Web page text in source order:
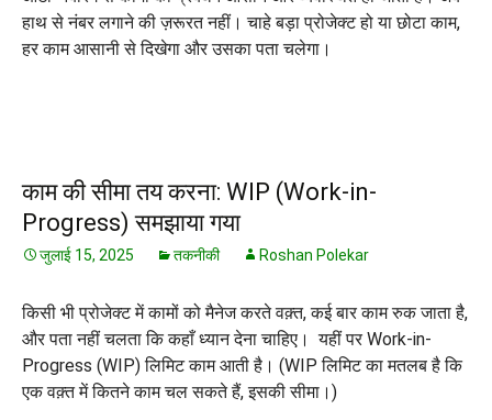
हाथ से नंबर लगाने की ज़रूरत नहीं। चाहे बड़ा प्रोजेक्ट हो या छोटा काम,
हर काम आसानी से दिखेगा और उसका पता चलेगा।
काम की सीमा तय करना: WIP (Work-in-
Progress) समझाया गया
जुलाई 15, 2025 तकनीकी Roshan Polekar
किसी भी प्रोजेक्ट में कामों को मैनेज करते वक़्त, कई बार काम रुक जाता है,
और पता नहीं चलता कि कहाँ ध्यान देना चाहिए। यहीं पर Work-in-
Progress (WIP) लिमिट काम आती है। (WIP लिमिट का मतलब है कि
एक वक़्त में कितने काम चल सकते हैं, इसकी सीमा।)